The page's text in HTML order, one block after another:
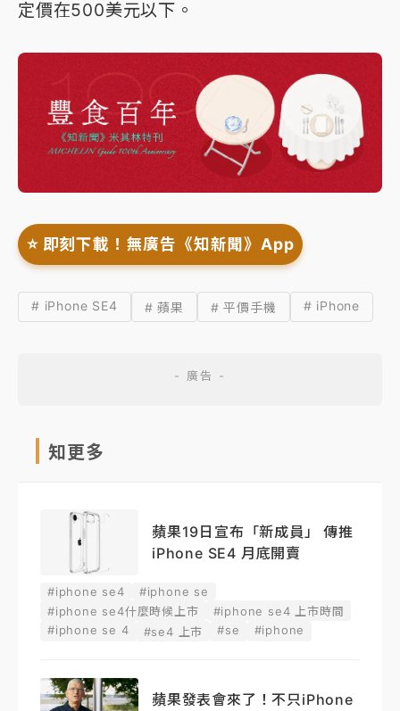
定價在500美元以下。
⭐️ 即刻下載！無廣告《知新聞》App
# iPhone SE4 # 蘋果 # 平價手機 # iPhone
知更多
蘋果19日宣布「新成員」 傳推
iPhone SE4 月底開賣
#iphone se4
#iphone se
#iphone se4什麼時候上市
#iphone se4 上市時間
#iphone se 4
#se4 上市 #se #iphone
蘋果發表會來了！不只iPhone